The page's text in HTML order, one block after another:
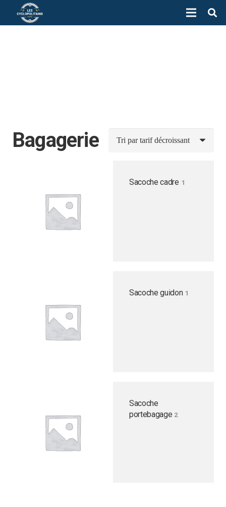
Bagagerie
Sacoche cadre 1
Sacoche guidon 1
Sacoche
portebagage 2